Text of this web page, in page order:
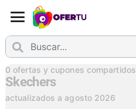
0 ofertas y cupones compartidos
Skechers
actualizados a agosto 2026